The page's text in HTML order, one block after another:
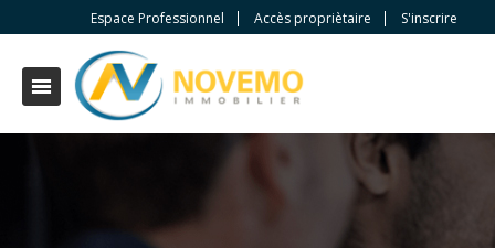
Espace Professionnel Accès propriètaire S'inscrire